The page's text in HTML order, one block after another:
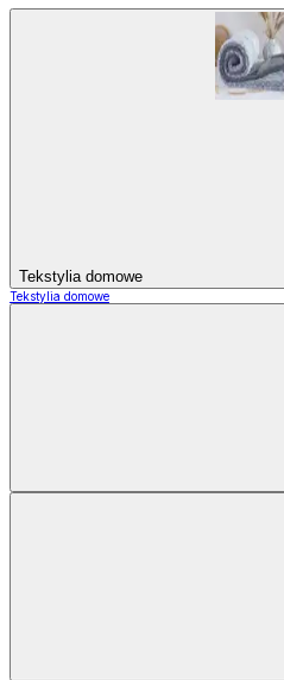
Tekstylia domowe
Tekstylia domowe